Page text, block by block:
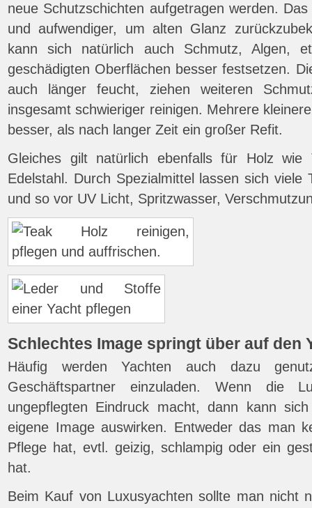
neue Schutzschichten aufgetragen werden.
und aufwendiger, um alten Glanz
kann sich natürlich auch Schmutz, Algen,
geschädigten Oberflächen besser festsetzen.
auch länger feucht, ziehen weiteren
insgesamt schwieriger reinigen. Mehrere
besser, als nach langer Zeit ein großer Refit.
Gleiches gilt natürlich ebenfalls für Holz wie
Edelstahl. Durch Spezialmittel lassen sich viele
und so vor UV Licht, Spritzwasser,
Schlechtes Image springt über auf den
Häufig werden Yachten auch dazu
Geschäftspartner einzuladen. Wenn die
ungepflegten Eindruck macht, dann kann
eigene Image auswirken. Entweder das man
Pflege hat, evtl. geizig, schlampig oder ein
hat.
Beim Kauf von Luxusyachten sollte man nicht